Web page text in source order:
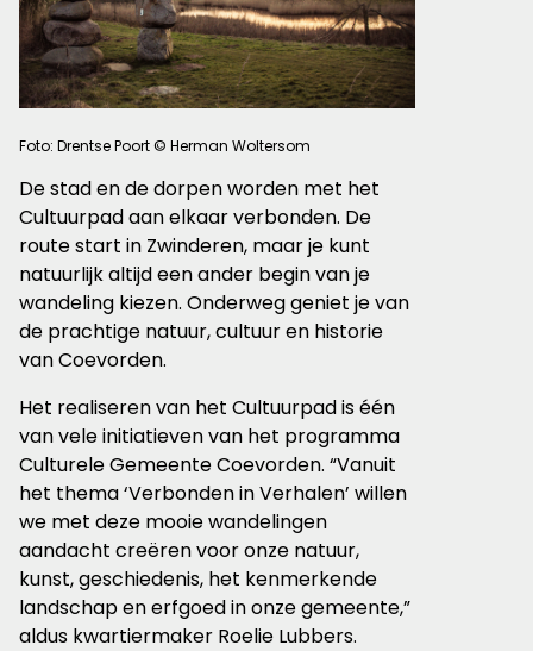
Foto: Drentse Poort © Herman Woltersom
De stad en de dorpen worden met het
Cultuurpad aan elkaar verbonden. De
route start in Zwinderen, maar je kunt
natuurlijk altijd een ander begin van je
wandeling kiezen. Onderweg geniet je van
de prachtige natuur, cultuur en historie
van Coevorden.
Het realiseren van het Cultuurpad is één
van vele initiatieven van het programma
Culturele Gemeente Coevorden. “Vanuit
het thema ‘Verbonden in Verhalen’ willen
we met deze mooie wandelingen
aandacht creëren voor onze natuur,
kunst, geschiedenis, het kenmerkende
landschap en erfgoed in onze gemeente,”
aldus kwartiermaker Roelie Lubbers.